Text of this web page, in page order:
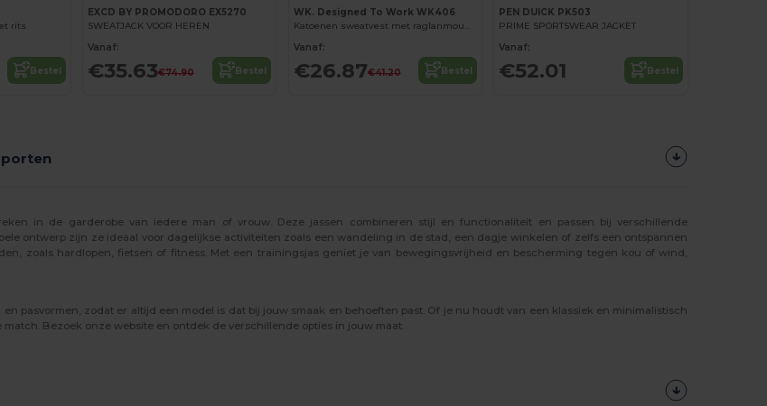
rits
Bestel
EXCD BY PROMODORO EX5270
SWEATJACK VOOR HEREN
Vanaf:
€35.63€74.90 Bestel
WK. Designed To Work WK406
Vanaf:
€26.87€41.20 Bestel
PEN DUICK PK503
PRIME SPORTSWEAR JACKET
Vanaf:
€52.01 Bestel
in de garderobe van iedere man of vrouw. Deze jassen combineren stijl en functionaliteit en passen bij verschillende
ontwerp zijn ze ideaal voor dagelijkse activiteiten zoals een wandeling in de stad, een dagje winkelen of zelfs een ontspannen
zoals hardlopen, fietsen of fitness. Met een trainingsjas geniet je van bewegingsvrijheid en bescherming tegen kou of wind,
pasvormen, zodat er altijd een model is dat bij jouw smaak en behoeften past. Of je nu houdt van een klassiek en minimalistisch
Bezoek onze website en ontdek de verschillende opties in jouw maat.